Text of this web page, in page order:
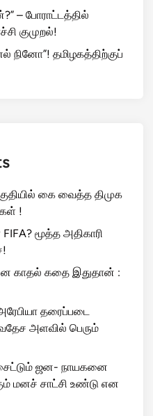
– போராட்டத்தில்
குமுறல்!
நினோ”! தமிழகத்திற்குப்
கை வைத்த திமுக
!
மூத்த அதிகாரி
காதல் கதை இதுதான் :
தரைப்படை
அளவில் பெரும்
ஜன- நாயகனை
மனச் சாட்சி உண்டு என